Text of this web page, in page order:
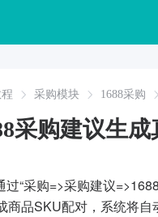
采购模块 1688采购
采购建议生
“采购=>采购建议
商品SKU配对，系统将